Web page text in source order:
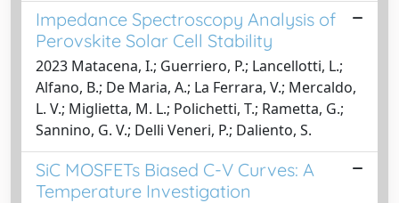
Impedance Spectroscopy Analysis of
Perovskite Solar Cell Stability
2023 Matacena, I.; Guerriero, P.; Lancellotti, L.;
Alfano, B.; De Maria, A.; La Ferrara, V.; Mercaldo,
L. V.; Miglietta, M. L.; Polichetti, T.; Rametta, G.;
Sannino, G. V.; Delli Veneri, P.; Daliento, S.
SiC MOSFETs Biased C-V Curves: A
Temperature Investigation